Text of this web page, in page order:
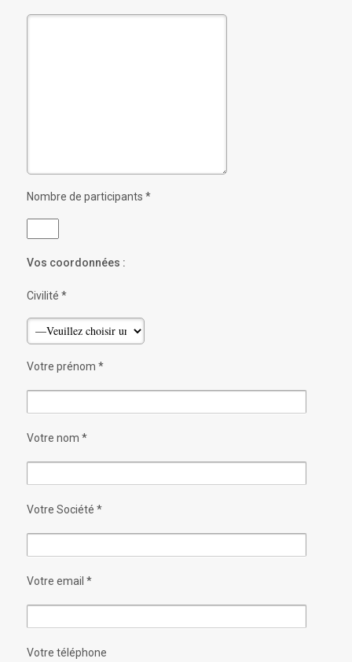
Nombre de participants *
Vos coordonnées :
Civilité *
Votre prénom *
Votre nom *
Votre Société *
Votre email *
Votre téléphone